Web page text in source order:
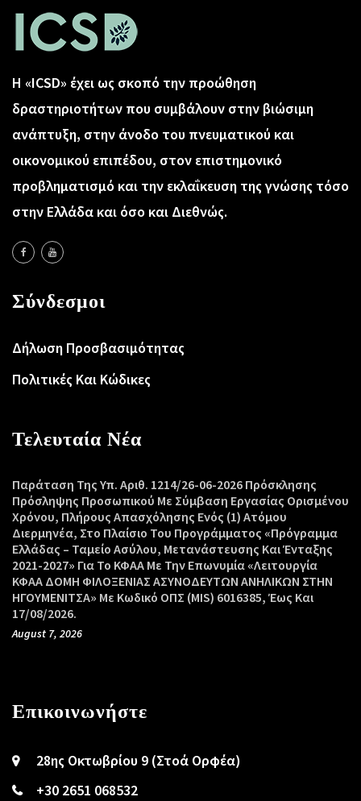
Η «ICSD» έχει ως σκοπό την προώθηση
δραστηριοτήτων που συμβάλουν στην βιώσιμη
ανάπτυξη, στην άνοδο του πνευματικού και
οικονομικού επιπέδου, στον επιστημονικό
προβληματισμό και την εκλαΐκευση της γνώσης τόσο
στην Ελλάδα και όσο και Διεθνώς.
Σύνδεσμοι
Δήλωση Προσβασιμότητας
Πολιτικές Και Κώδικες
Τελευταία Νέα
Παράταση Της Υπ. Αριθ. 1214/26-06-2026 Πρόσκλησης
Πρόσληψης Προσωπικού Με Σύμβαση Εργασίας Ορισμένου
Χρόνου, Πλήρους Απασχόλησης Ενός (1) Ατόμου
Διερμηνέα, Στο Πλαίσιο Του Προγράμματος «Πρόγραμμα
Ελλάδας – Ταμείο Ασύλου, Μετανάστευσης Και Ένταξης
2021-2027» Για Το ΚΦΑΑ Με Την Επωνυμία «Λειτουργία
ΚΦΑΑ ΔΟΜΗ ΦΙΛΟΞΕΝΙΑΣ ΑΣΥΝΟΔΕΥΤΩΝ ΑΝΗΛΙΚΩΝ ΣΤΗΝ
ΗΓΟΥΜΕΝΙΤΣΑ» Με Κωδικό ΟΠΣ (MIS) 6016385, Έως Και
17/08/2026.
August 7, 2026
Επικοινωνήστε
28ης Οκτωβρίου 9 (Στοά Ορφέα)
+30 2651 068532